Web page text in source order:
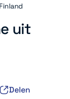
uit
Delen